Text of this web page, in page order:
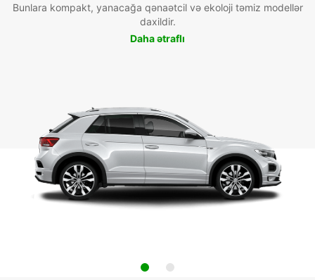
Bunlara kompakt, yanacağa qənaətcil və ekoloji təmiz modellər
daxildir.
Daha ətraflı